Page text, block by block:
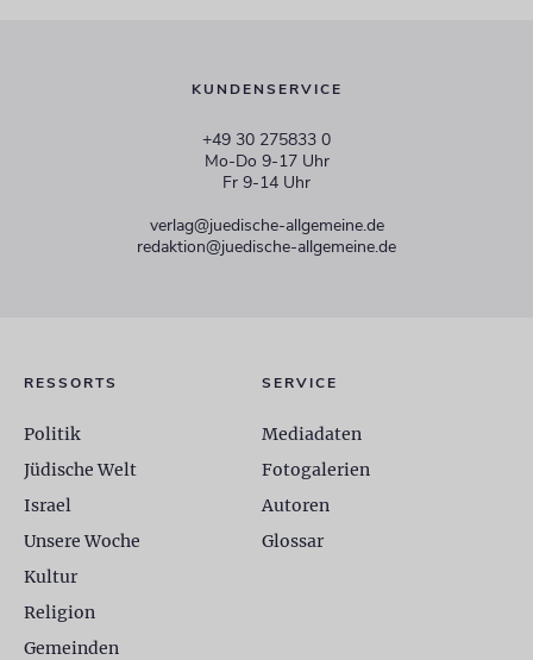
KUNDENSERVICE
+49 30 275833 0
Mo-Do 9-17 Uhr
Fr 9-14 Uhr
verlag@juedische-allgemeine.de
redaktion@juedische-allgemeine.de
RESSORTS
Politik
Jüdische Welt
Israel
Unsere Woche
Kultur
Religion
Gemeinden
SERVICE
Mediadaten
Fotogalerien
Autoren
Glossar